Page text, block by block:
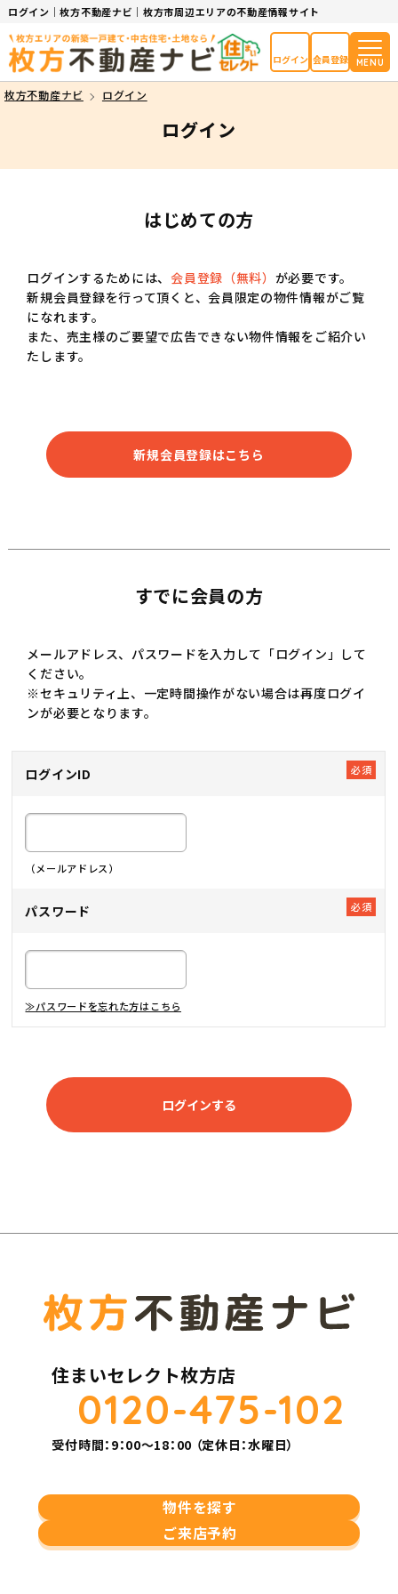
ログイン｜枚方不動産ナビ｜枚方市周辺エリアの不動産情報サイト
ログイン 会員登録 MENU
枚方不動産ナビ ログイン
ログイン
はじめての方
ログインするためには、会員登録（無料） が必要です。
新規会員登録を行って頂くと、会員限定の物件情報がご覧
になれます。
また、売主様のご要望で広告できない物件情報をご紹介い
たします。
新規会員登録はこちら
すでに会員の方
メールアドレス、パスワードを入力して「ログイン」して
ください。
※セキュリティ上、一定時間操作がない場合は再度ログイ
ンが必要となります。
ログインID
（メールアドレス）
パスワード
≫パスワードを忘れた方はこちら
住まいセレクト枚方店
0120-475-102
受付時間：9：00～18：00 （定休日：水曜日）
物件を探す
ご来店予約